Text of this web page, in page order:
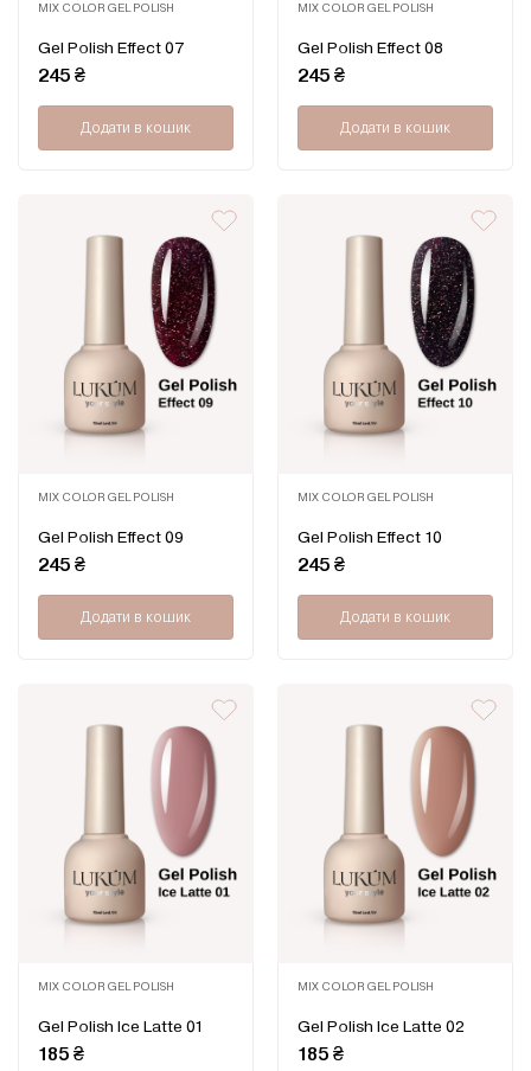
MIX COLOR GEL POLISH
Оцінено
в
0
з
Gel Polish Effect 07
245₴
Додати в кошик
MIX COLOR GEL POLISH
Оцінено
в
0
з
Gel Polish Effect 08
245₴
Додати в кошик
MIX COLOR GEL POLISH
Оцінено
в
0
з
Gel Polish Effect 09
245₴
Додати в кошик
MIX COLOR GEL POLISH
Оцінено
в
0
з
Gel Polish Effect 10
245₴
Додати в кошик
MIX COLOR GEL POLISH
Оцінено
в
0
з
Gel Polish Ice Latte 01
185₴
MIX COLOR GEL POLISH
Оцінено
в
0
з
Gel Polish Ice Latte 02
185₴